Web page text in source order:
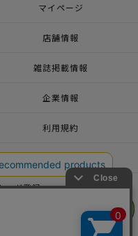
フェア
フェア
マイページ
店舗情報
雑誌掲載情報
企業情報
利用規約
一緒に働こう♪求人情報
マガ登録